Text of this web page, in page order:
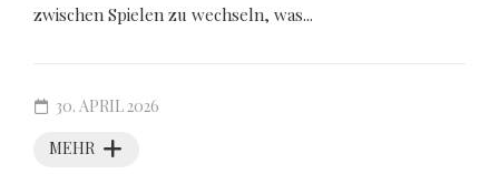
zwischen Spielen zu wechseln, was...
MEHR
30. APRIL 2026